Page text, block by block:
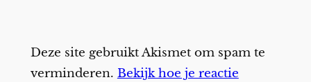
Deze site gebruikt Akismet om spam te
verminderen. Bekijk hoe je reactie